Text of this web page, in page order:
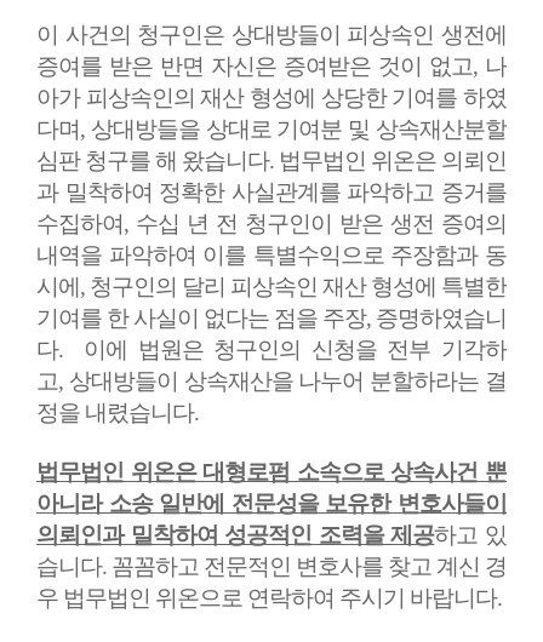
이 사건의 청구인은 상대방들이 피상속인 생전에
증여를 받은 반면 자신은 증여받은 것이 없고, 나
아가 피상속인의 재산 형성에 상당한 기여를 하였
다며, 상대방들을 상대로 기여분 및 상속재산분할
심판 청구를 해 왔습니다. 법무법인 위온은 의뢰인
과 밀착하여 정확한 사실관계를 파악하고 증거를
수집하여, 수십 년 전 청구인이 받은 생전 증여의
내역을 파악하여 이를 특별수익으로 주장함과 동
시에 , 청구인의 달리 피상속인 재산 형성에 특별한
기여를 한 사실이 없다는 점을 주장, 증명하였습니
다.
이에 법원은 청구인의 신청을 전부 기각하
고, 상대방들이 상속재산을 나누어 분할하라는 결
정을 내렸습니다.
법무법인 위온은 대형로펌 소속으로 상속사건 뿐
아니라 소송 일반에 전문성을 보유한 변호사들이
의뢰인과 밀착하여 성공적인 조력을 제공하고 있
습니다. 꼼꼼하고 전문적인 변호사를 찾고 계신 경
우 법무법인 위온으로 연락하여 주시기 바랍니다.